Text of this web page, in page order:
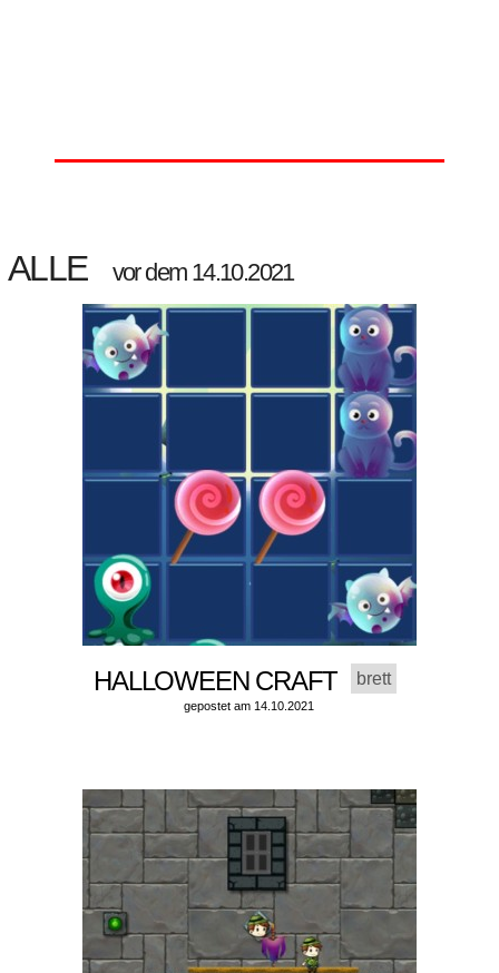
ALLE vor dem 14.10.2021
HALLOWEEN CRAFT brett
gepostet am 14.10.2021